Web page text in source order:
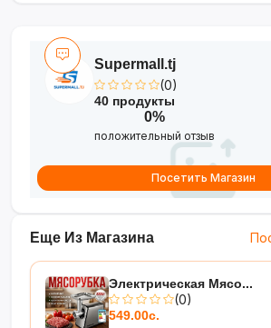
Еще Из Магазина
Электрическая Мясо...
(0)
549.00с.
Supermall.tj
(0)
40 продукты
0%
положительный отзыв
Посетить Магазин